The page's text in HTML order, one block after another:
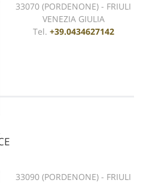
33070 (PORDENONE) - FRIULI
VENEZIA GIULIA
Tel. +39.0434627142
33090 (PORDENONE) - FRIULI